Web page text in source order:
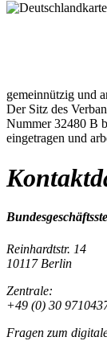
gemeinnützig und
Der Sitz des
Nummer 32480 B
eingetragen und
Reinhardtstr. 14
10117 Berlin
Zentrale:
+49 (0) 30
Fragen zum